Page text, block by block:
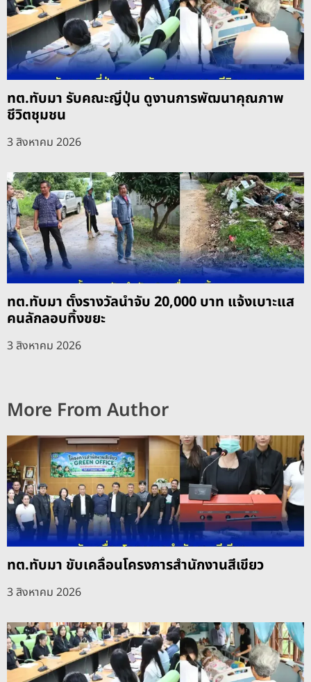
ทต.ทับมา รับคณะญี่ปุ่น ดูงานการพัฒนาคุณภาพ
ชีวิตชุมชน
3 สิงหาคม 2026
ทต.ทับมา ตั้งรางวัลนำจับ 20,000 บาท แจ้งเบาะแส
คนลักลอบทิ้งขยะ
3 สิงหาคม 2026
More From Author
ทต.ทับมา ขับเคลื่อนโครงการสำนักงานสีเขียว
3 สิงหาคม 2026